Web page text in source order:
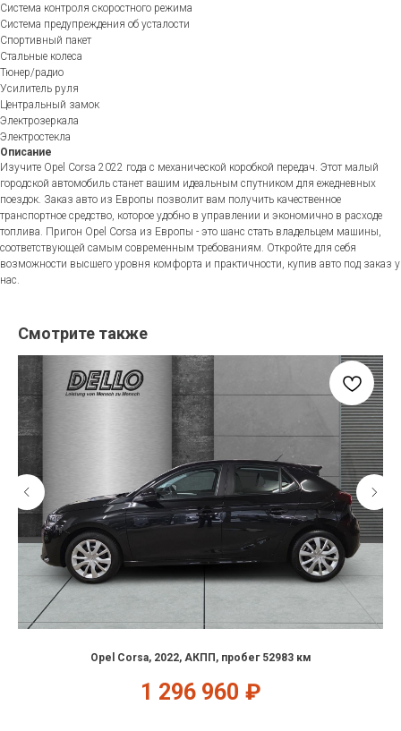
Система контроля скоростного режима
Система предупреждения об усталости
Спортивный пакет
Стальные колеса
Тюнер/радио
Усилитель руля
Центральный замок
Электрозеркала
Электростекла
Описание
Изучите Opel Corsa 2022 года с механической коробкой передач. Этот малый
городской автомобиль станет вашим идеальным спутником для ежедневных
поездок. Заказ авто из Европы позволит вам получить качественное
транспортное средство, которое удобно в управлении и экономично в расходе
топлива. Пригон Opel Corsa из Европы - это шанс стать владельцем машины,
соответствующей самым современным требованиям. Откройте для себя
возможности высшего уровня комфорта и практичности, купив авто под заказ у
нас.
Смотрите также
Opel Corsa, 2022, АКПП, пробег 52983 км
1 296 960 ₽